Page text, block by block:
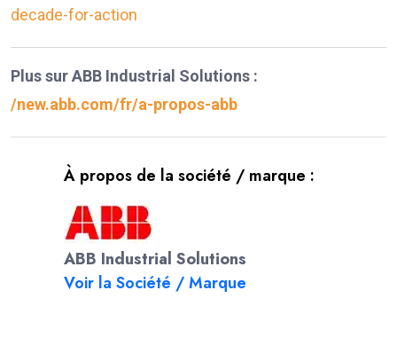
decade-for-action
Plus sur ABB Industrial Solutions :
/new.abb.com/fr/a-propos-abb
À propos de la société / marque :
ABB Industrial Solutions
Voir la Société / Marque